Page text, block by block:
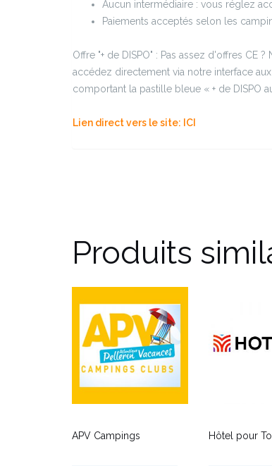
Aucun intermédiaire : vous réglez
Paiements acceptés selon les
Offre "+ de DISPO" : Pas assez d'offres
accédez directement via notre interface
comportant la pastille bleue « + de DISPO
Lien direct vers le site: ICI
Produits
APV Campings Hôtel pour